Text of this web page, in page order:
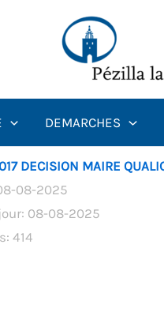
DEMARCHES
DECISION MAIRE
08-2025
08-08-2025
414